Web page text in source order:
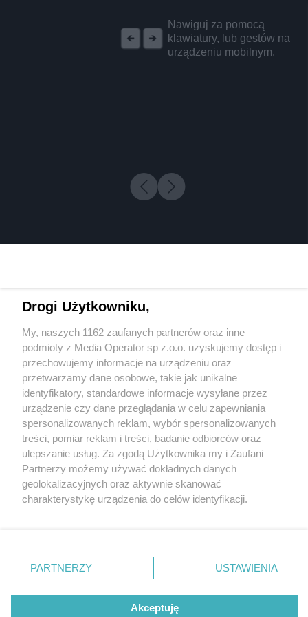
Nawiguj za pomocą
klawiatury, lub gestów na
urządzeniu mobilnym.
3 / 0
Wydawca mediów lokalnych
Nie zapomnij
zapoznać się z:
polityką prywatności
Twojemiasto
Piekary Śląskie
Chorzów
Tarnowskie Góry
Gliwice
Skontakuj sięz nami
Kontakt
Redakcja
Newsletter
Drogi Użytkowniku,
My, naszych 1162 zaufanych partnerów oraz inne
podmioty z Media Operator sp z.o.o. uzyskujemy dostęp i
przechowujemy informacje na urządzeniu oraz
przetwarzamy dane osobowe, takie jak unikalne
identyfikatory, standardowe informacje wysyłane przez
urządzenie czy dane przeglądania w celu zapewniania
spersonalizowanych reklam, wybór spersonalizowanych
treści, pomiar reklam i treści, badanie odbiorców oraz
ulepszanie usług. Za zgodą Użytkownika my i Zaufani
Partnerzy możemy używać dokładnych danych
geolokalizacyjnych oraz aktywnie skanować
charakterystykę urządzenia do celów identyfikacji.
zmienić/wycofać klikając przycisk ustawień prywatności
znajdujący się w lewym dolnym rogu strony
rodzaje przetwarzania danych nie wymagają zgody
użytkownika, ale masz prawo sprzeciwić się takiemu
PARTNERZY USTAWIENIA
Akceptuję